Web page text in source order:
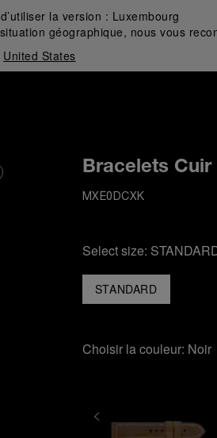
la version : Luxembourg
géographique, nous vous
United States
Bracelets Cuir
MXE0DCXK
Select size:
STANDARD
Choisir la couleur: Noir